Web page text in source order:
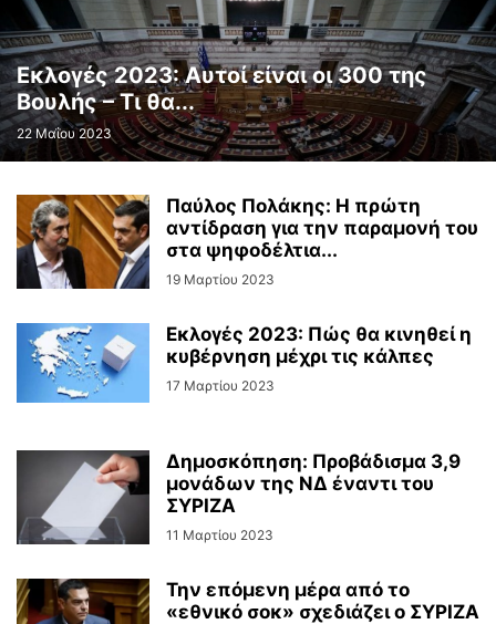
Εκλογές 2023: Αυτοί είναι οι 300 της
Βουλής – Τι θα...
22 Μαΐου 2023
Παύλος Πολάκης: Η πρώτη
αντίδραση για την παραμονή του
στα ψηφοδέλτια...
19 Μαρτίου 2023
Εκλογές 2023: Πώς θα κινηθεί η
κυβέρνηση μέχρι τις κάλπες
17 Μαρτίου 2023
Δημοσκόπηση: Προβάδισμα 3,9
μονάδων της ΝΔ έναντι του
ΣΥΡΙΖΑ
11 Μαρτίου 2023
Την επόμενη μέρα από το
«εθνικό σοκ» σχεδιάζει ο ΣΥΡΙΖΑ